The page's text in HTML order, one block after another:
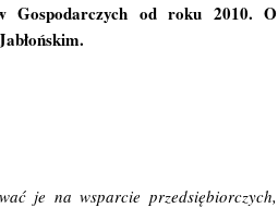
Gospodarczych od roku 2010. O
je na wsparcie przedsiębiorczych,